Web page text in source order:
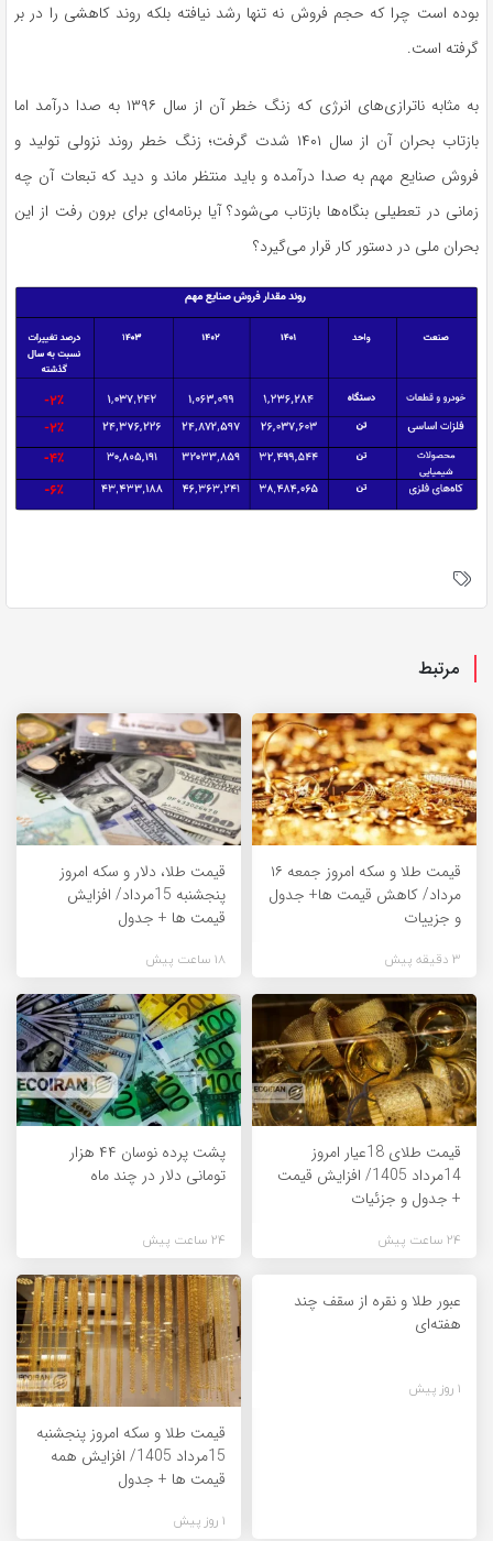
بوده است چرا که حجم فروش نه تنها رشد نیافته بلکه روند کاهشی را در بر
گرفته است.
به مثابه ناترازی‌های انرژی که زنگ خطر آن از سال ۱۳۹۶ به صدا درآمد اما
بازتاب بحران آن از سال ۱۴۰۱ شدت گرفت؛ زنگ خطر روند نزولی تولید و
فروش صنایع مهم به صدا درآمده و باید منتظر ماند و دید که تبعات آن چه
زمانی در تعطیلی بنگاه‌ها بازتاب می‌شود؟ آیا برنامه‌ای برای برون رفت از این
بحران ملی در دستور کار قرار می‌گیرد؟
مرتبط
قیمت طلا و سکه امروز جمعه ۱۶
مرداد/ کاهش قیمت ها+ جدول
و جزییات
3 دقیقه پیش
قیمت طلا، دلار و سکه امروز
پنجشنبه 15مرداد/ افزایش
قیمت ها + جدول
18 ساعت پیش
قیمت طلای 18عیار امروز
14مرداد 1405/ افزایش قیمت
+ جدول و جزئیات
24 ساعت پیش
پشت پرده نوسان ۴۴ هزار
تومانی دلار در چند ماه
24 ساعت پیش
عبور طلا و نقره از سقف چند
هفته‌ای
1 روز پیش
قیمت طلا و سکه امروز پنجشنبه
15مرداد 1405/ افزایش همه
قیمت ها + جدول
1 روز پیش